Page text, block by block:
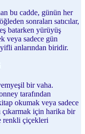
bu cadde, günün her
sonraları satıcılar,
batarken yürüyüş
veya sadece gün
anlarından biridir.
bir vaha.
tarafından
okumak veya sadece
için harika bir
renkli çiçekleri